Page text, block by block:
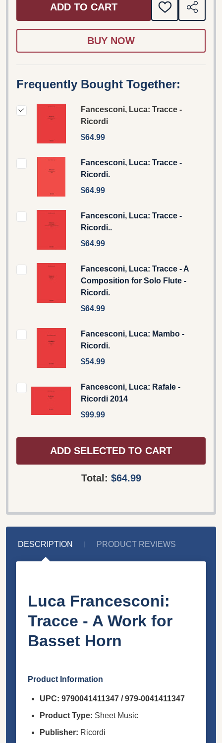
ADD TO CART
ADD
TO
SHARE
Frequently Bought Together:
Fancesconi, Luca: Tracce -
Ricordi
$64.99
Fancesconi, Luca: Tracce -
Ricordi.
$64.99
Fancesconi, Luca: Tracce -
Ricordi..
$64.99
Fancesconi, Luca: Tracce - A
Composition for Solo Flute -
Ricordi.
$64.99
Fancesconi, Luca: Mambo -
Ricordi.
$54.99
Fancesconi, Luca: Rafale -
Ricordi 2014
$99.99
ADD SELECTED TO CART
Total: $64.99
DESCRIPTION PRODUCT REVIEWS
Luca Francesconi:
Tracce - A Work for
Basset Horn
Product Information
UPC: 9790041411347 / 979-0041411347
Product Type: Sheet Music
Publisher: Ricordi